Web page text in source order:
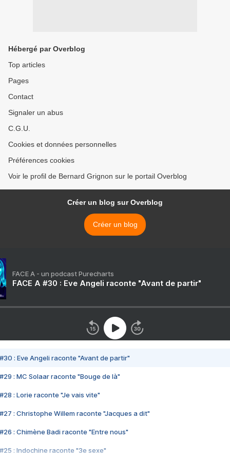
Hébergé par Overblog
Top articles
Pages
Contact
Signaler un abus
C.G.U.
Cookies et données personnelles
Préférences cookies
Voir le profil de Bernard Grignon sur le portail Overblog
Créer un blog sur Overblog
Créer un blog
FACE A - un podcast Purecharts
FACE A #30 : Eve Angeli raconte "Avant de partir"
#30 : Eve Angeli raconte "Avant de partir"
#29 : MC Solaar raconte "Bouge de là"
#28 : Lorie raconte "Je vais vite"
#27 : Christophe Willem raconte "Jacques a dit"
#26 : Chimène Badi raconte "Entre nous"
#25 : Indochine raconte "3e sexe"